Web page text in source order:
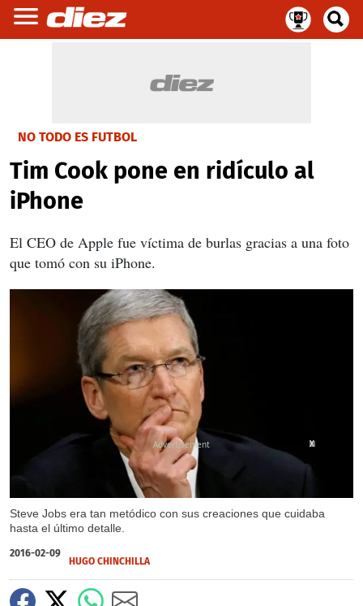
NO TODO ES FUTBOL
Tim Cook pone en ridículo al
iPhone
El CEO de Apple fue víctima de burlas gracias a una foto
que tomó con su iPhone.
Steve Jobs era tan metódico con sus creaciones que cuidaba
hasta el último detalle.
X
X
2016-02-09
HUGO CHINCHILLA